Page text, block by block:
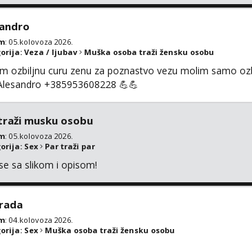
: 05.kolovoza 2026.
Veza / ljubav Muška osoba traži žensku osobu
ozbiljnu curu zenu za poznastvo vezu molim samo
+385953608228 💪💪
musku osobu
: 05.kolovoza 2026.
Sex Par traži par
sa slikom i opisom!
: 04.kolovoza 2026.
Sex Muška osoba traži žensku osobu